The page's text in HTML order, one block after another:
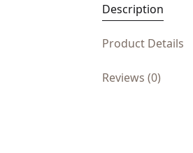
Description
Product Details
Reviews (0)